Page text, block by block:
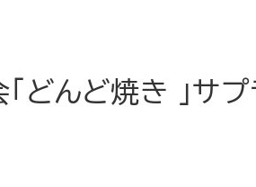
んど焼き 」サ